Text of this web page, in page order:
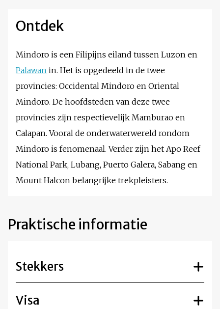
Ontdek
Mindoro is een Filipijns eiland tussen Luzon en
Palawan in. Het is opgedeeld in de twee
provincies: Occidental Mindoro en Oriental
Mindoro. De hoofdsteden van deze twee
provincies zijn respectievelijk Mamburao en
Calapan. Vooral de onderwaterwereld rondom
Mindoro is fenomenaal. Verder zijn het Apo Reef
National Park, Lubang, Puerto Galera, Sabang en
Mount Halcon belangrijke trekpleisters.
Praktische informatie
Stekkers
Visa